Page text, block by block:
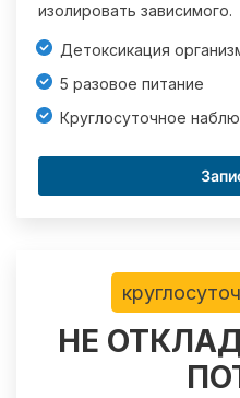
изолировать зависимого.
Детоксикация
5 разовое питание
Круглосуточное
НЕ